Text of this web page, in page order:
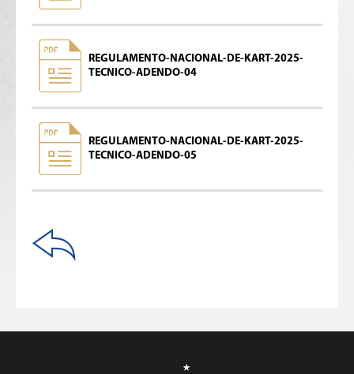
REGULAMENTO-NACIONAL-DE-KART-2025-
TECNICO-ADENDO-04
REGULAMENTO-NACIONAL-DE-KART-2025-
TECNICO-ADENDO-05